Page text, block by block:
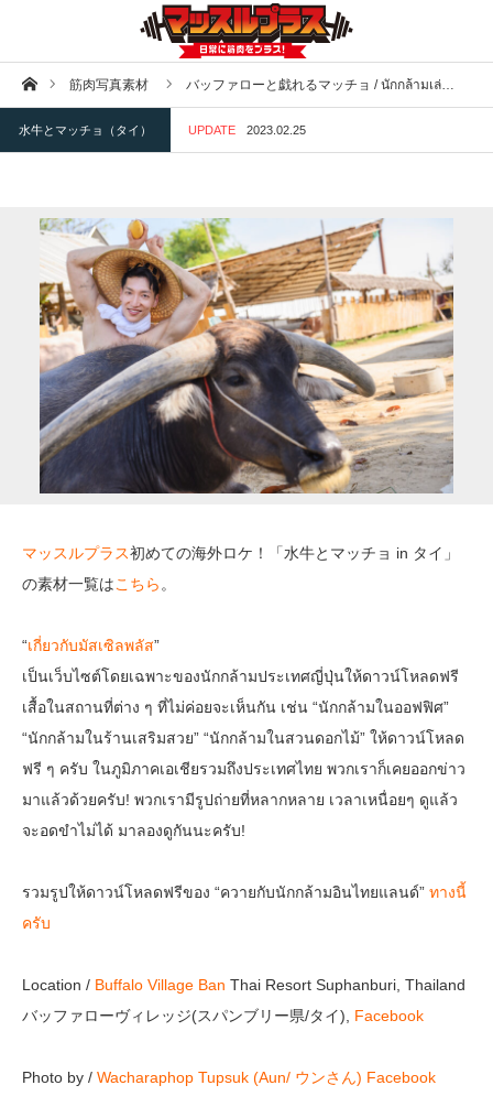
ホーム筋肉写真素材 バッファローと戯れるマッチョ / นักกล้ามเล่…
水牛とマッチョ（タイ） UPDATE 2023.02.25
マッスルプラス初めての海外ロケ！「水牛とマッチョ in タイ」
の素材一覧はこちら 。
“เกี่ยวกับมัสเซิลพลัส”
เป็นเว็บไซต์โดยเฉพาะของนักกล้ามประเทศญี่ปุ่นให้ดาวน์โหลดฟรี
เสื้อในสถานที่ต่าง ๆ ที่ไม่ค่อยจะเห็นกัน เช่น “นักกล้ามในออฟฟิศ”
“นักกล้ามในร้านเสริมสวย” “นักกล้ามในสวนดอกไม้” ให้ดาวน์โหลด
ฟรี ๆ ครับ ในภูมิภาคเอเชียรวมถึงประเทศไทย พวกเราก็เคยออกข่าว
มาแล้วด้วยครับ! พวกเรามีรูปถ่ายที่หลากหลาย เวลาเหนื่อยๆ ดูแล้ว
จะอดขำไม่ได้ มาลองดูกันนะครับ!
รวมรูปให้ดาวน์โหลดฟรีของ “ควายกับนักกล้ามอินไทยแลนด์” ทางนี้
ครับ
Location / Buffalo Village Ban Thai Resort Suphanburi, Thailand
バッファローヴィレッジ(スパンブリー県/タイ), Facebook
Photo by / Wacharaphop Tupsuk (Aun/ ウンさん) Facebook